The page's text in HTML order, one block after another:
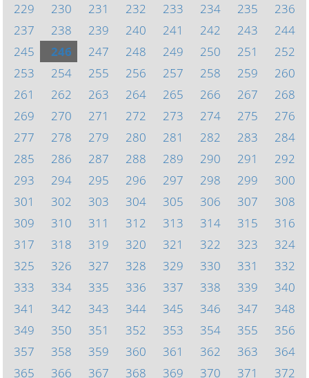
229
230 231 232 233 234 235
236
237
238 239 240 241 242 243
244
245
246 247 248 249 250 251
252
253
254 255 256 257 258 259
260
261
262 263 264 265 266 267
268
269
270 271 272 273 274 275
276
277
278 279 280 281 282 283
284
285
286 287 288 289 290 291
292
293
294 295 296 297 298 299
300
301
302 303 304 305 306 307
308
309
310 311 312 313 314 315
316
317
318 319 320 321 322 323
324
325
326 327 328 329 330 331
332
333
334 335 336 337 338 339
340
341
342 343 344 345 346 347
348
349
350 351 352 353 354 355
356
357
358 359 360 361 362 363
364
365
366 367 368 369 370 371 372